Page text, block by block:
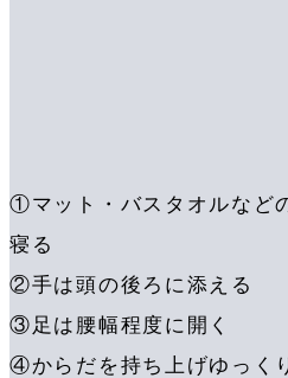
①マット・バスタオルなど
寝る
②手は頭の後ろに添える
③足は腰幅程度に開く
④からだを持ち上げゆっく